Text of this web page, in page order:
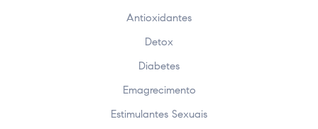
Antioxidantes
Detox
Diabetes
Emagrecimento
Estimulantes Sexuais